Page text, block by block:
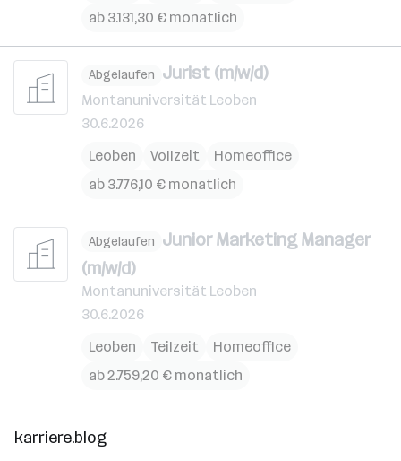
ab 3.131,30 € monatlich
Abgelaufen Jurist (m/w/d)
Montanuniversität Leoben
30.6.2026
Leoben
Vollzeit
Homeoffice
ab 3.776,10 € monatlich
Abgelaufen Junior Marketing Manager
(m/w/d)
Montanuniversität Leoben
30.6.2026
Leoben
Teilzeit
Homeoffice
ab 2.759,20 € monatlich
karriere.blog